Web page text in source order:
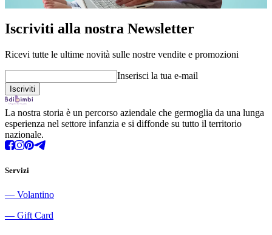
Iscriviti alla nostra Newsletter
Ricevi tutte le ultime novità sulle nostre vendite e promozioni
Inserisci la tua e-mail
La nostra storia è un percorso aziendale che germoglia da una lunga
esperienza nel settore infanzia e si diffonde su tutto il territorio
nazionale.
Servizi
― Volantino
― Gift Card